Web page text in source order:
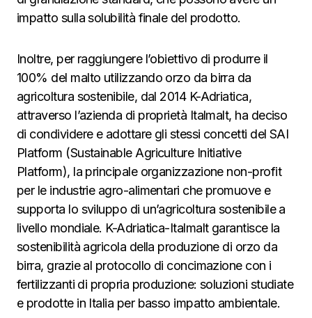
impatto sulla solubilità finale del prodotto.
Inoltre, per raggiungere l’obiettivo di produrre il
100% del malto utilizzando orzo da birra da
agricoltura sostenibile, dal 2014 K-Adriatica,
attraverso l’azienda di proprietà Italmalt, ha deciso
di condividere e adottare gli stessi concetti del SAI
Platform (Sustainable Agriculture Initiative
Platform), la principale organizzazione non-profit
per le industrie agro-alimentari che promuove e
supporta lo sviluppo di un’agricoltura sostenibile a
livello mondiale. K-Adriatica-Italmalt garantisce la
sostenibilità agricola della produzione di orzo da
birra, grazie al protocollo di concimazione con i
fertilizzanti di propria produzione: soluzioni studiate
e prodotte in Italia per basso impatto ambientale.